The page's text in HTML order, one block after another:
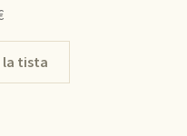
la tista